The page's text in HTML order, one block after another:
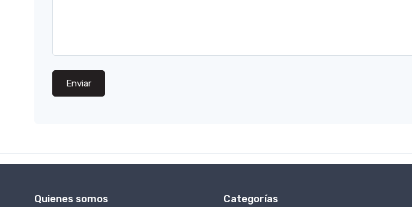
Enviar
Quienes somos Categorías